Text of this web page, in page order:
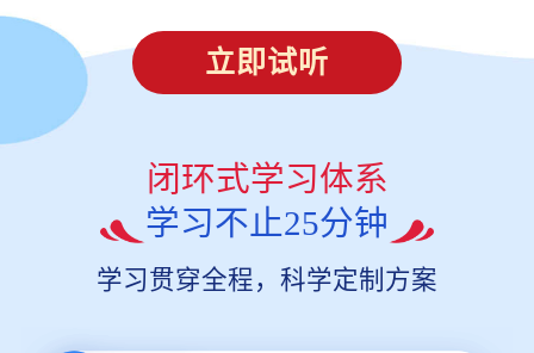
立即试听
闭环式学习体系
学习不止25分钟
学习贯穿全程，科学定制方案